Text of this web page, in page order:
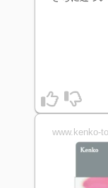
www.kenko-